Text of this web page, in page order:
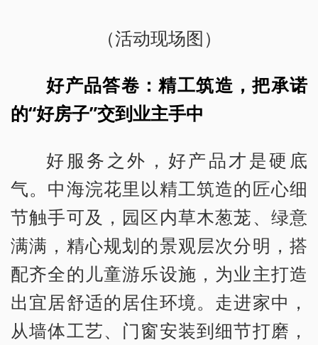
（活动现场图）
好产品答卷：精工筑造，把承诺
的“好房子”交到业主手中
好服务之外，好产品才是硬底
气。中海浣花里以精工筑造的匠心细
节触手可及，园区内草木葱茏、绿意
满满，精心规划的景观层次分明，搭
配齐全的儿童游乐设施，为业主打造
出宜居舒适的居住环境。走进家中，
从墙体工艺、门窗安装到细节打磨，